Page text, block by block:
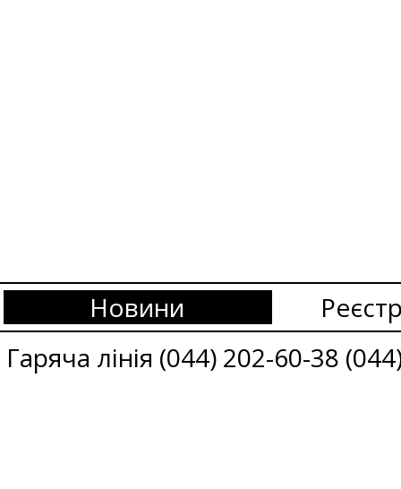
Новини
Гаряча лінія (044) 202-60-38